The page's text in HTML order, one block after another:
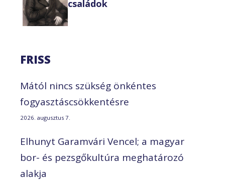
családok
FRISS
Mától nincs szükség önkéntes
fogyasztáscsökkentésre
2026. augusztus 7.
Elhunyt Garamvári Vencel; a magyar
bor- és pezsgőkultúra meghatározó
alakja